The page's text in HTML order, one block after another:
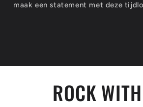
maak een statement met deze
ROCK